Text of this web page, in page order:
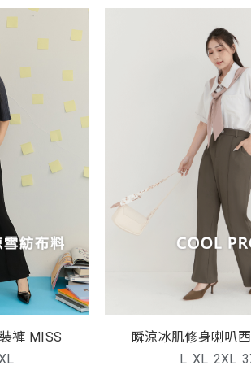
褲 MISS
瞬涼冰肌修身喇叭
L XL 2XL